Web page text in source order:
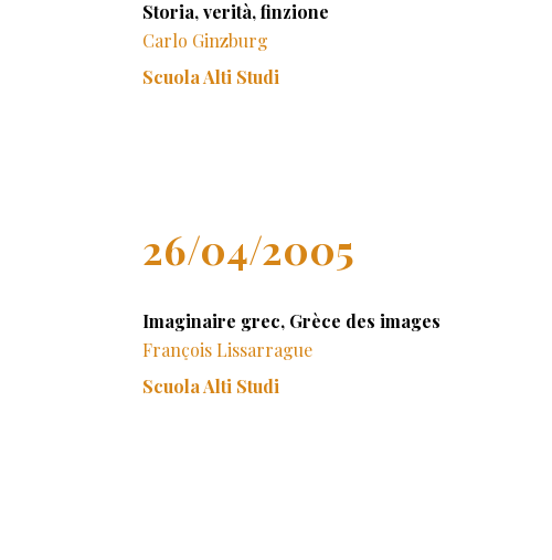
Storia, verità, finzione
Carlo Ginzburg
Scuola Alti Studi
26/04/2005
Imaginaire grec, Grèce des images
François Lissarrague
Scuola Alti Studi